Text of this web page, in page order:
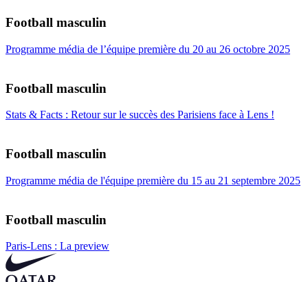
Football masculin
Programme média de l’équipe première du 20 au 26 octobre 2025
Football masculin
Stats & Facts : Retour sur le succès des Parisiens face à Lens !
Football masculin
Programme média de l'équipe première du 15 au 21 septembre 2025
Football masculin
Paris-Lens : La preview